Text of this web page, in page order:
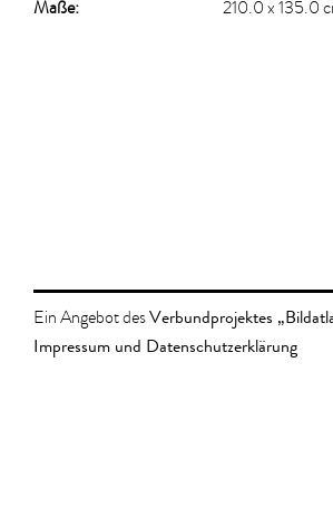
Maße:
210.0 x 135.0
Ein Angebot desVerbundprojektes
Impressum und Datenschutzerklärung